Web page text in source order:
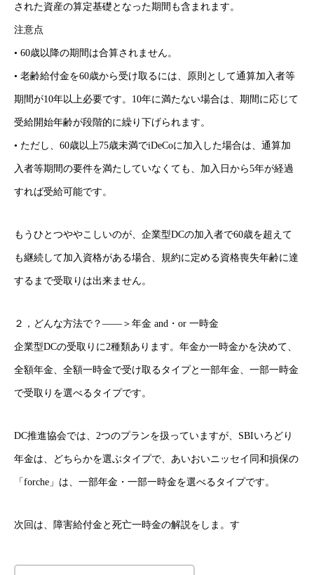
された資産の算定基礎となった期間も含まれます。
注意点
• 60歳以降の期間は合算されません。
• 老齢給付金を60歳から受け取るには、原則として通算加入者等
期間が10年以上必要です。10年に満たない場合は、期間に応じて
受給開始年齢が段階的に繰り下げられます。
• ただし、60歳以上75歳未満でiDeCoに加入した場合は、通算加
入者等期間の要件を満たしていなくても、加入日から5年が経過
すれば受給可能です。
もうひとつややこしいのが、企業型DCの加入者で60歳を超えて
も継続して加入資格がある場合、規約に定める資格喪失年齢に達
するまで受取りは出来ません。
２，どんな方法で？――＞年金 and・or 一時金
企業型DCの受取りに2種類あります。年金か一時金かを決めて、
全額年金、全額一時金で受け取るタイプと一部年金、一部一時金
で受取りを選べるタイプです。
DC推進協会では、2つのプランを扱っていますが、SBIいろどり
年金は、どちらかを選ぶタイプで、あいおいニッセイ同和損保の
「forche」は、一部年金・一部一時金を選べるタイプです。
次回は、障害給付金と死亡一時金の解説をしま。す